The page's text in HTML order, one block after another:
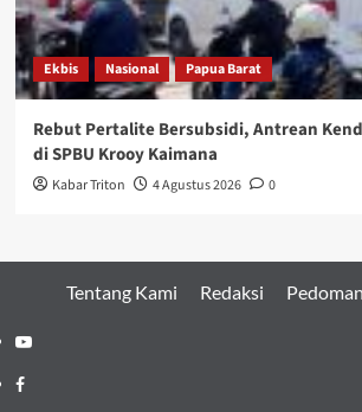
Ekbis Nasional Papua Barat
Rebut Pertalite Bersubsidi, Antrean
di SPBU Krooy Kaimana
Kabar Triton 4 Agustus 2026 0
Tentang Kami Redaksi
Youtube
Facebook